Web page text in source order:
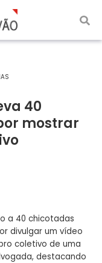
40
mostrar
a 40 chicotadas
divulgar um vídeo
coletivo de uma
destacando